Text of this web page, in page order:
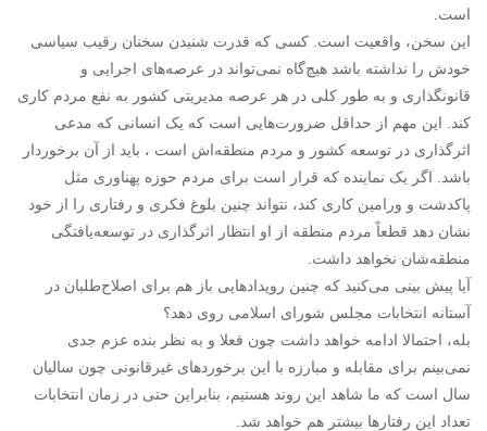
است.
این سخن، واقعیت است. کسی که قدرت شنیدن سخنان رقیب سیاسی
خودش را نداشته باشد هیچ‌گاه نمی‌تواند در عرصه‌های اجرایی و
قانونگذاری و به طور کلی در هر عرصه مدیریتی کشور به نفع مردم کاری
کند. این مهم از حداقل ضرورت‌هایی است که یک انسانی که مدعی
اثرگذاری در توسعه کشور و مردم منطقه‌اش است ، باید از آن برخوردار
باشد. اگر یک نماینده که قرار است برای مردم حوزه پهناوری مثل
پاکدشت و ورامین کاری کند، نتواند چنین بلوغ فکری و رفتاری را از خود
نشان دهد قطعاً مردم منطقه از او انتظار اثرگذاری در توسعه‌یافتگی
منطقه‌شان نخواهد داشت.
آیا پیش بینی می‌کنید که چنین رویدادهایی باز هم برای اصلاح‌طلبان در
آستانه انتخابات مجلس شورای اسلامی روی دهد؟
بله، احتمالا ادامه خواهد داشت چون فعلا و به نظر بنده عزم جدی
نمی‌بینم برای مقابله و مبارزه با این برخوردهای غیرقانونی چون سالیان
سال است که ما شاهد این روند هستیم، بنابراین حتی در زمان انتخابات
تعداد این رفتارها بیشتر هم خواهد شد.